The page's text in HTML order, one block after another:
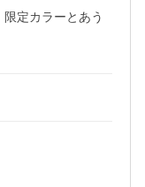
定カラーとあう